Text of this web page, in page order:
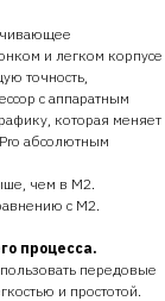
и легком корпусе
точность,
с аппаратным
которая меняет
абсолютным
чем в M2.
с M2.
процесса.
передовые
и простотой.